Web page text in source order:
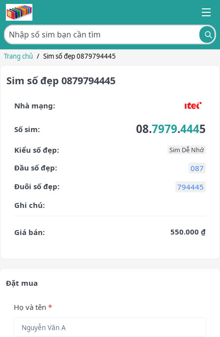
Trang chủ / Sim số đẹp 0879794445
Sim số đẹp 0879794445
Nhà mạng:
Số sim: 08.7979.4445
Kiểu số đẹp: Sim Dễ Nhớ
Đầu số đẹp:
087
Đuôi số đẹp:
794445
Ghi chú:
Giá bán: 550.000 ₫
Đặt mua
Họ và tên *